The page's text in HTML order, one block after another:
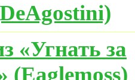
«Угнать за
(Eaglemoss)